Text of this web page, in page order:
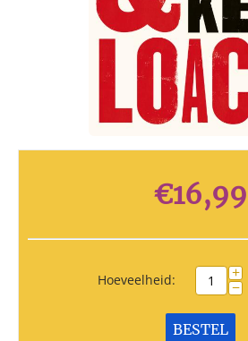
€16,99
Hoeveelheid: +
−
BESTEL